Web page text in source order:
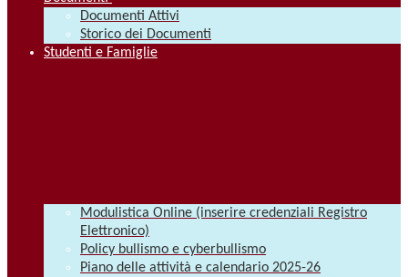
Documenti Attivi
Storico dei Documenti
Studenti e Famiglie
Modulistica Online (inserire credenziali Registro
Elettronico)
Policy bullismo e cyberbullismo
Piano delle attività e calendario 2025-26